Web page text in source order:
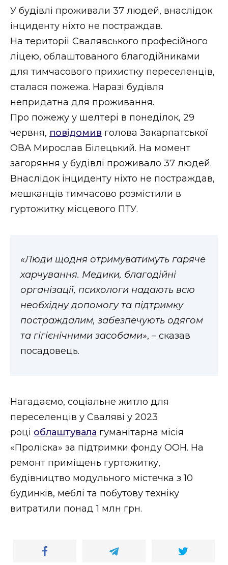
Втрачений Ужгород (відеоверсія)
ЗАКАРПАТСЬКІ НОВИНИ
НОВИНИ ЗАХІДНОЇ УКРАЇНИ
ФОТО
ВІДЕО
У будівлі проживали 37 людей, внаслідок
інциденту ніхто не постраждав.
На території Свалявського професійного
ліцею, облаштованого благодійниками
для тимчасового прихистку переселенців,
сталася пожежа. Наразі будівля
непридатна для проживання.
Про пожежу у шелтері в понеділок, 29
червня, повідомив голова Закарпатської
ОВА Мирослав Білецький. На момент
загоряння у будівлі проживало 37 людей.
Внаслідок інциденту ніхто не постраждав,
мешканців тимчасово розмістили в
гуртожитку місцевого ПТУ.
«Люди щодня отримуватимуть гаряче
харчування. Медики, благодійні
організації, психологи надають всю
необхідну допомогу та підтримку
постраждалим, забезпечують одягом
та гігієнічними засобами», – сказав
посадовець.
Нагадаємо, соціальне житло для
переселенців у Сваляві у 2023
році облаштувала гуманітарна місія
«Проліска» за підтримки фонду ООН. На
ремонт приміщень гуртожитку,
будівництво модульного містечка з 10
будинків, меблі та побутову техніку
витратили понад 1 млн грн.